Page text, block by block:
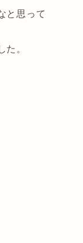
と思って
た。